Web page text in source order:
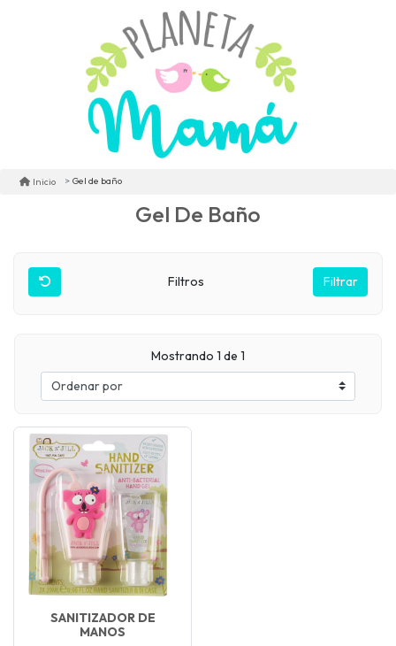
Inicio Gel de baño
Gel De Baño
Filtros Filtrar
Mostrando 1 de 1
SANITIZADOR DE
MANOS